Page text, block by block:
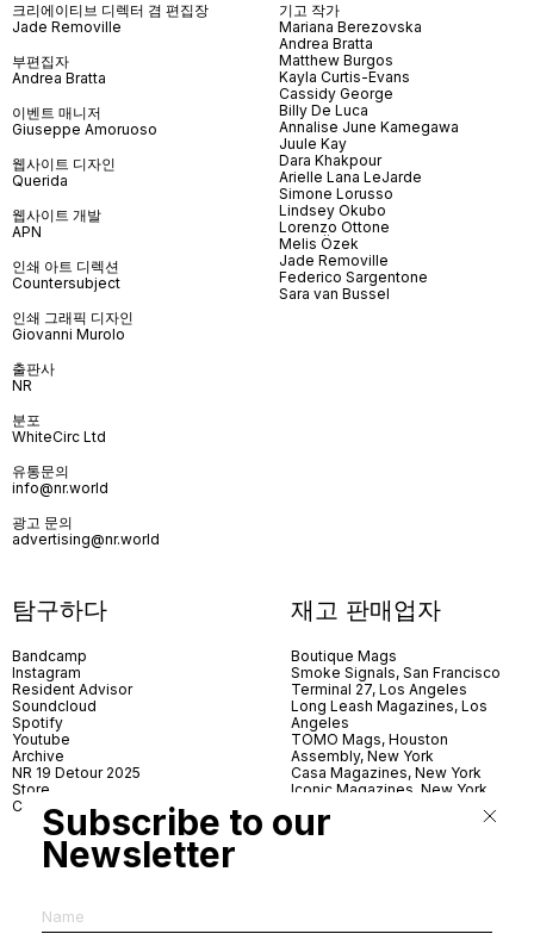
크리에이티브 디렉터 겸 편집장
Jade Removille
부편집자
Andrea Bratta
이벤트 매니저
Giuseppe Amoruoso
웹사이트 디자인
Querida
웹사이트 개발
APN
인쇄 아트 디렉션
Countersubject
인쇄 그래픽 디자인
Giovanni Murolo
출판사
NR
분포
WhiteCirc Ltd
유통문의
info@nr.world
광고 문의
advertising@nr.world
기고 작가
Mariana Berezovska
Andrea Bratta
Matthew Burgos
Kayla Curtis-Evans
Cassidy George
Billy De Luca
Annalise June Kamegawa
Juule Kay
Dara Khakpour
Arielle Lana LeJarde
Simone Lorusso
Lindsey Okubo
Lorenzo Ottone
Melis Özek
Jade Removille
Federico Sargentone
Sara van Bussel
탐구하다
Bandcamp
Instagram
Resident Advisor
Soundcloud
Spotify
Youtube
Archive
NR 19 Detour 2025
Store
Contact
재고 판매업자
Boutique Mags
Smoke Signals, San Francisco
Terminal 27, Los Angeles
Long Leash Magazines, Los
Angeles
TOMO Mags, Houston
Assembly, New York
Casa Magazines, New York
Iconic Magazines, New York
Village Books, Leeds
Village Books, Manchester
Subscribe to our
Newsletter